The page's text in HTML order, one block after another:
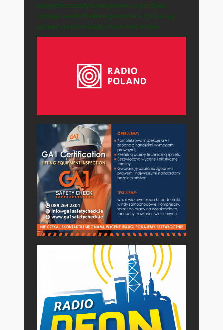
polityczne zasady funkcjonowania państwa,
opisują zasady działania gospodarki i pokazują
sprawy, na które każdy może mieć wpływ.